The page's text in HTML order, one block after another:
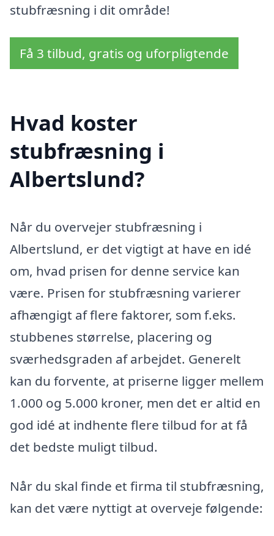
stubfræsning i dit område!
Få 3 tilbud, gratis og uforpligtende
Hvad koster
stubfræsning i
Albertslund?
Når du overvejer stubfræsning i
Albertslund, er det vigtigt at have en idé
om, hvad prisen for denne service kan
være. Prisen for stubfræsning varierer
afhængigt af flere faktorer, som f.eks.
stubbenes størrelse, placering og
sværhedsgraden af arbejdet. Generelt
kan du forvente, at priserne ligger mellem
1.000 og 5.000 kroner, men det er altid en
god idé at indhente flere tilbud for at få
det bedste muligt tilbud.
Når du skal finde et firma til stubfræsning,
kan det være nyttigt at overveje følgende: